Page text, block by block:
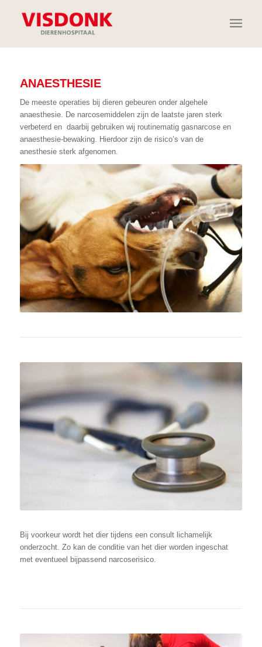
ANAESTHESIE
De meeste operaties bij dieren gebeuren onder algehele
anaesthesie. De narcosemiddelen zijn de laatste jaren sterk
verbeterd en daarbij gebruiken wij routinematig gasnarcose en
anaesthesie-bewaking. Hierdoor zijn de risico’s van de
anesthesie sterk afgenomen.
Bij voorkeur wordt het dier tijdens een consult lichamelijk
onderzocht. Zo kan de conditie van het dier worden ingeschat
met eventueel bijpassend narcoserisico.